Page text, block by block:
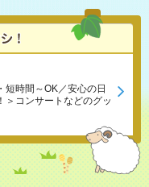
短時間～OK／安心の日
＞コンサートなどのグッ